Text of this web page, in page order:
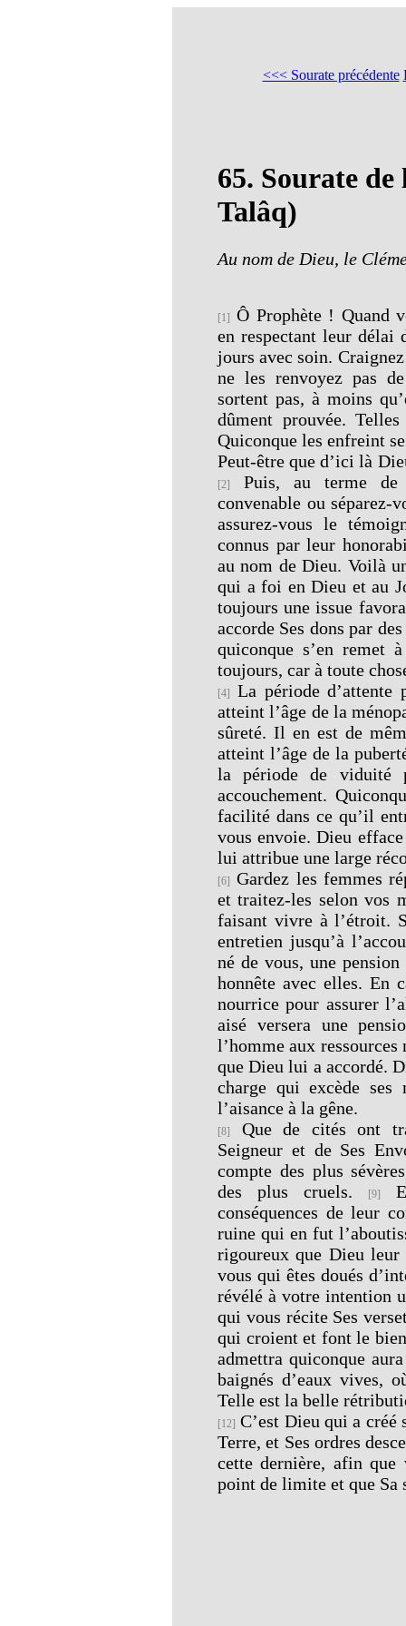
<<< Sourate précédente
65. Sourate
Talâq)
Au nom de Dieu, le
[1] Ô Prophète ! Quand
en respectant leur délai
jours avec soin.
ne les renvoyez pas
sortent pas, à moins
dûment prouvée.
Quiconque les enfreint
Peut-être que d’ici là
[2]
Puis, au terme de
convenable ou séparez-
assurez-vous le
connus par leur
au nom de Dieu. Voilà
qui a foi en Dieu et au
toujours une issue
accorde Ses dons par
quiconque s’en remet
toujours, car à toute
[4]
La période d’attente
atteint l’âge de la
sûreté. Il en est de
atteint l’âge de la
la période de viduité
accouchement.
facilité dans ce qu’il
vous envoie. Dieu
lui attribue une large
[6] Gardez les femmes
et traitez-les selon vos
faisant vivre à l’étroit.
entretien jusqu’à
né de vous, une
honnête avec elles. En
nourrice pour assurer
aisé versera une
l’homme aux
que Dieu lui a accordé.
charge qui excède ses
l’aisance à la gêne.
[8]
Que de cités ont
Seigneur et de Ses
compte des plus
des plus cruels.
[9]
conséquences de leur
ruine qui en fut
rigoureux que Dieu leur
vous qui êtes doués
révélé à votre intention
qui vous récite Ses
qui croient et font le
admettra quiconque
baignés d’eaux vives,
Telle est la belle
[12] C’est Dieu qui a
Terre, et Ses ordres
cette dernière, afin que
point de limite et que Sa